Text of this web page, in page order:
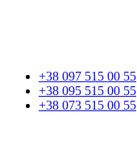
+38 097 515 00 55
+38 095 515 00 55
+38 073 515 00 55